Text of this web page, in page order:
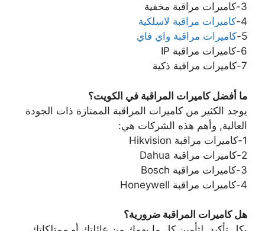
3-كاميرات مراقبة مخفية
4- كاميرات مراقبة لاسلكية
5- كاميرات مراقبة واي فاي
6-كاميرات مراقبة IP
7-كاميرات مراقبة ذكية
ما أفضل كاميرات المراقبة في الكويت؟
يوجد الكثير من كاميرات المراقبة الممتازة ذات الجودة
العالية, وأهم هذه الشركات هي:
1-كاميرات مراقبة Hikvision
2-كاميرات مراقبة Dahua
3-كاميرات مراقبة Bosch
4-كاميرات مراقبة Honeywell
هل كاميرات المراقبة ضرورية؟